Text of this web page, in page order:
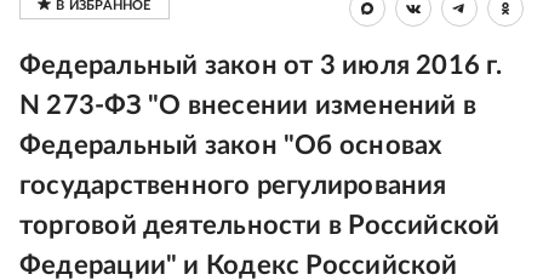
Федеральный закон от 3 июля 2016 г.
N 273-ФЗ "О внесении изменений в
Федеральный закон "Об основах
государственного регулирования
торговой деятельности в Российской
Федерации" и Кодекс Российской